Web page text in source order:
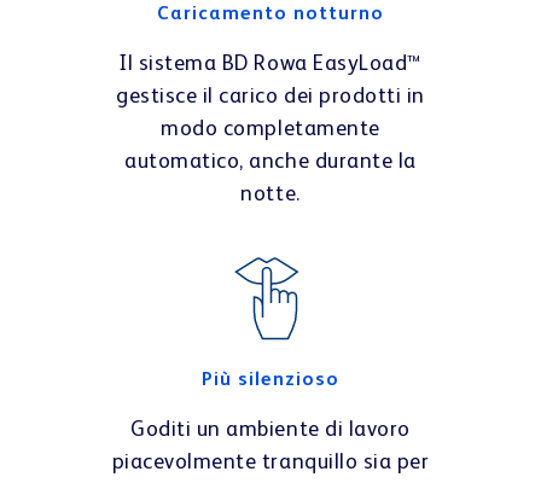
Caricamento notturno
Il sistema BD Rowa EasyLoad™
gestisce il carico dei prodotti in
modo completamente
automatico, anche durante la
notte.
Più silenzioso
Goditi un ambiente di lavoro
piacevolmente tranquillo sia per